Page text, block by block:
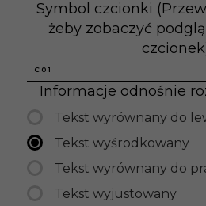
Symbol czcionki
żeby zobaczyć
C01
Informacje odnośnie
Tekst wyrównany do
Tekst wyśrodkowany
Tekst wyrównany do
Tekst wyjustowany